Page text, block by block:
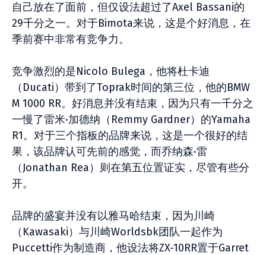
自己放在了面前，但仅设法超过了Axel Bassani的
29千分之一。对于Bimota来说，这是个好消息，在
季前赛中非常有竞争力。
竞争激烈的是Nicolo Bulega，他将杜卡迪
（Ducati）带到了Toprak时间的第三位，他的BMW
M 1000 RR。好消息并没有结束，因为只有一千分之
一慢了雷米·加德纳（Remmy Gardner）的Yamaha
R1。对于三个指板的品牌来说，这是一个很好的结
果，该品牌认可先前的感觉，而乔纳森·雷
（Jonathan Rea）则在第五位置证实，尽管有些分
开。
品牌的盛宴并没有以雅马哈结束，因为川崎
（Kawasaki）与川崎Worldsbk团队一起作为
Puccetti作为制造商，他设法将ZX-10RR置于Garret